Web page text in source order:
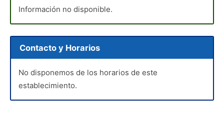
Información no disponible.
Contacto y Horarios
No disponemos de los horarios de este
establecimiento.